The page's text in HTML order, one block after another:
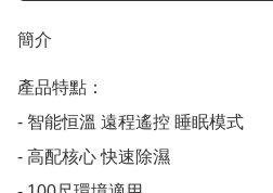
簡介
產品特點：
- 智能恒溫 遠程遙控 睡眠模式
- 高配核心 快速除濕